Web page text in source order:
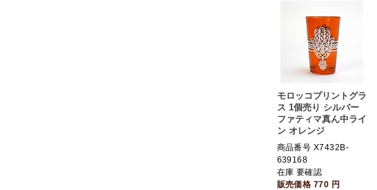
モロッコプリントグラ
ス 1個売り シルバー
ファティマ真ん中ライ
ン オレンジ
商品番号 X7432B-
639168
在庫 要確認
販売価格 770 円